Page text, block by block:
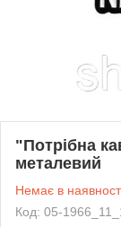
"Потрібна
металевий
Немає в
Код: 05-